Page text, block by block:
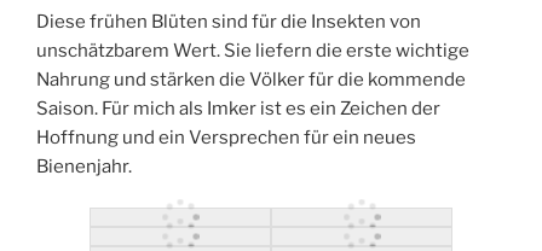
Diese frühen Blüten sind für die Insekten von
unschätzbarem Wert. Sie liefern die erste wichtige
Nahrung und stärken die Völker für die kommende
Saison. Für mich als Imker ist es ein Zeichen der
Hoffnung und ein Versprechen für ein neues
Bienenjahr.